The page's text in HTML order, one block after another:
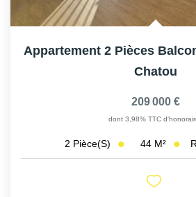
Appartement 2 Pièces
Chatou
209 000 €
dont 3,98% TTC
2 Pièce(s) 44 M²